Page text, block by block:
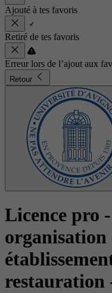
Ajouté à tes favoris
Retiré de tes favoris
Erreur lors de l’ajout aux
Retour
Licence pro
organisation
restauration